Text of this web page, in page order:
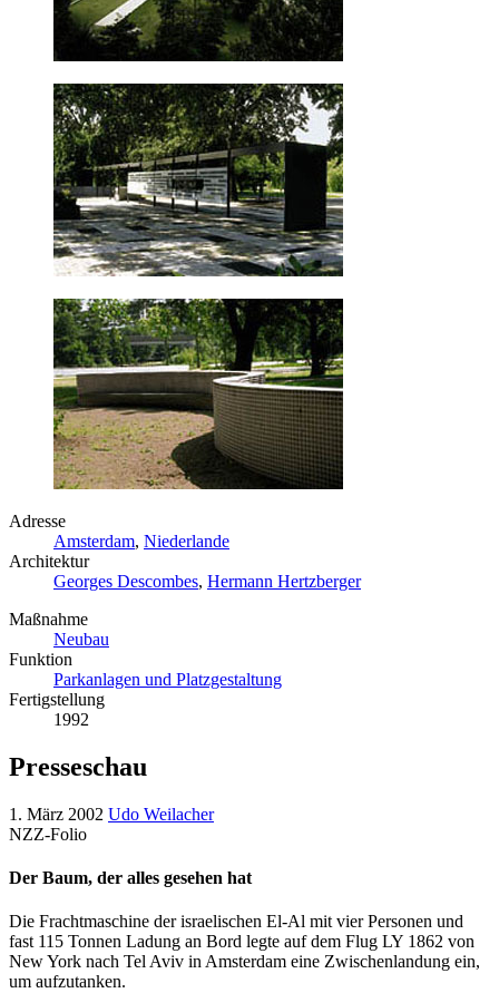
Adresse
Amsterdam, Niederlande
Architektur
Georges Descombes, Hermann Hertzberger
Maßnahme
Neubau
Funktion
Parkanlagen und Platzgestaltung
Fertigstellung
1992
Presseschau
1. März 2002 Udo Weilacher
NZZ-Folio
Der Baum, der alles gesehen hat
Die Frachtmaschine der israelischen El-Al mit vier Personen und
fast 115 Tonnen Ladung an Bord legte auf dem Flug LY 1862 von
New York nach Tel Aviv in Amsterdam eine Zwischenlandung ein,
um aufzutanken.